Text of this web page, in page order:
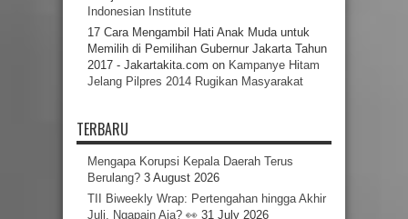
Indonesian Institute
17 Cara Mengambil Hati Anak Muda untuk
Memilih di Pemilihan Gubernur Jakarta Tahun
2017 - Jakartakita.com on Kampanye Hitam
Jelang Pilpres 2014 Rugikan Masyarakat
TERBARU
Mengapa Korupsi Kepala Daerah Terus
Berulang? 3 August 2026
TII Biweekly Wrap: Pertengahan hingga Akhir
Juli, Ngapain Aja? 👀 31 July 2026